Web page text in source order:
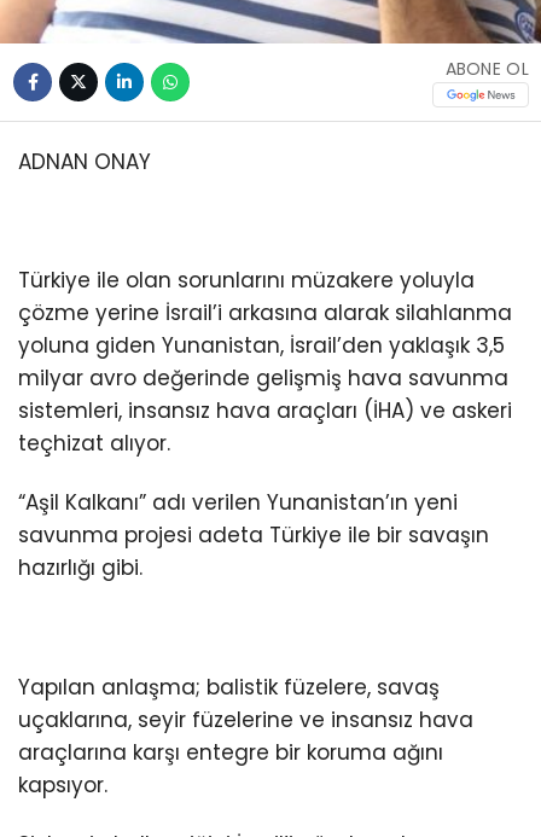
ABONE OL
ADNAN ONAY
Türkiye ile olan sorunlarını müzakere yoluyla
çözme yerine İsrail’i arkasına alarak silahlanma
yoluna giden Yunanistan, İsrail’den yaklaşık 3,5
milyar avro değerinde gelişmiş hava savunma
sistemleri, insansız hava araçları (İHA) ve askeri
teçhizat alıyor.
“Aşil Kalkanı” adı verilen Yunanistan’ın yeni
savunma projesi adeta Türkiye ile bir savaşın
hazırlığı gibi.
Yapılan anlaşma; balistik füzelere, savaş
uçaklarına, seyir füzelerine ve insansız hava
araçlarına karşı entegre bir koruma ağını
kapsıyor.